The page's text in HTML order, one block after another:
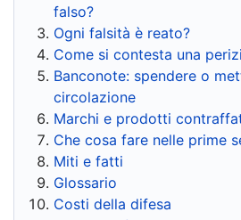
falso?
Ogni falsità è reato?
Come si contesta una
Banconote: spendere o
circolazione
Marchi e prodotti
Che cosa fare nelle prime
Miti e fatti
Glossario
Costi della difesa